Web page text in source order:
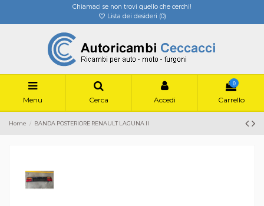
Chiamaci se non trovi quello che cerchi!
Lista dei desideri (0)
Menu Cerca Accedi
0
Carrello
Home BANDA POSTERIORE RENAULT LAGUNA II